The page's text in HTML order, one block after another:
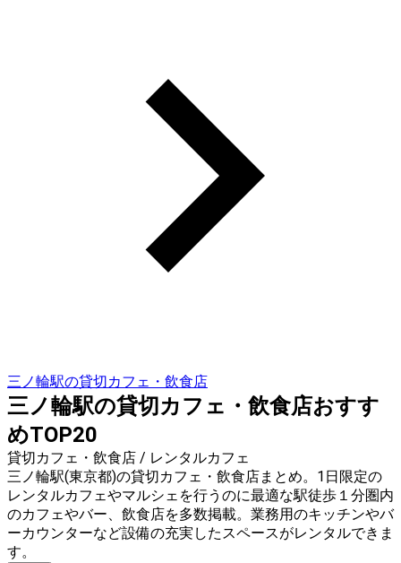
三ノ輪駅の貸切カフェ・飲食店
三ノ輪駅の貸切カフェ・飲食店おすす
めTOP20
貸切カフェ・飲食店 / レンタルカフェ
三ノ輪駅(東京都)の貸切カフェ・飲食店まとめ。1日限定の
レンタルカフェやマルシェを行うのに最適な駅徒歩１分圏内
のカフェやバー、飲食店を多数掲載。業務用のキッチンやバ
ーカウンターなど設備の充実したスペースがレンタルできま
す。